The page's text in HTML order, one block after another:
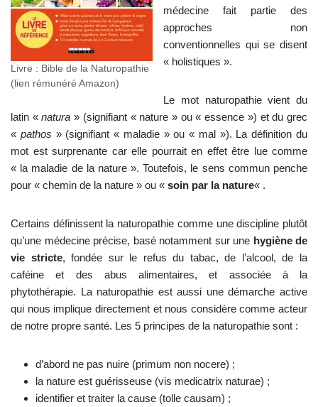
Livre : Bible de la Naturopathie
(lien rémunéré Amazon)
médecine fait partie des
approches non
conventionnelles qui se disent
« holistiques ».
Le mot naturopathie vient du
latin «natura » (signifiant « nature » ou « essence ») et du grec
« pathos » (signifiant « maladie » ou « mal »). La définition du
mot est surprenante car elle pourrait en effet être lue comme
« la maladie de la nature ». Toutefois, le sens commun penche
pour « chemin de la nature » ou « soin par la nature« .
Certains définissent la naturopathie comme une discipline plutôt
qu’une médecine précise, basé notamment sur une hygiène de
vie stricte, fondée sur le refus du tabac, de l’alcool, de la
caféine et des abus alimentaires, et associée à la
phytothérapie. La naturopathie est aussi une démarche active
qui nous implique directement et nous considère comme acteur
de notre propre santé. Les 5 principes de la naturopathie sont :
d’abord ne pas nuire (primum non nocere) ;
la nature est guérisseuse (vis medicatrix naturae) ;
identifier et traiter la cause (tolle causam) ;